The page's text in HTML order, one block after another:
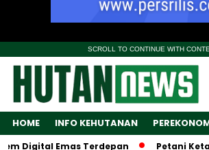
SCROLL TO CONTINUE WITH
HOME INFO KEHUTANAN
Digital Emas Terdepan Petani